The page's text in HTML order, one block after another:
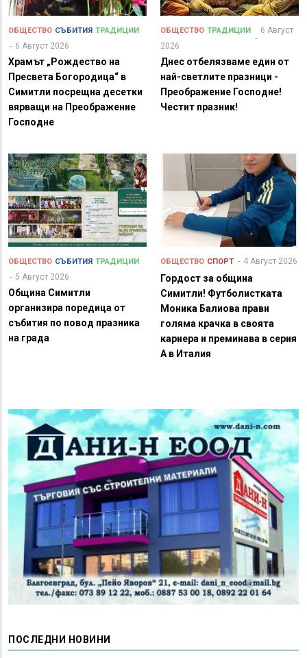
ОБЩЕСТВО СЪБИТИЯ ТРАДИЦИИ
6 Август 2026
Храмът „Рождество на
Пресвета Богородица“ в
Симитли посрещна десетки
вярващи на Преображение
Господне
ОБЩЕСТВО ТРАДИЦИИ
6 Август
2026
Днес отбелязваме един от
най-светлите празници -
Преображение Господне!
Честит празник!
ОБЩЕСТВО СЪБИТИЯ ТРАДИЦИИ
5 Август 2026
Община Симитли
организира поредица от
събития по повод празника
на града
ОБЩЕСТВО СПОРТ 4 Август 2026
Гордост за община
Симитли! Футболистката
Моника Балиова прави
голяма крачка в своята
кариера и преминава в серия
А в Италия
ПОСЛЕДНИ НОВИНИ